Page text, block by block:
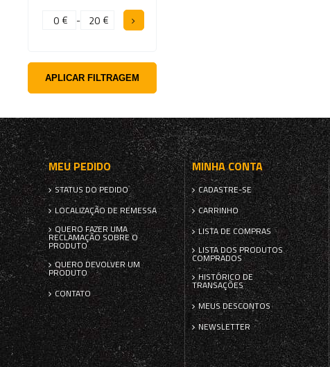
€ - €
APLICAR FILTRAGEM
MEU PEDIDO
STATUS DO PEDIDO
LOCALIZAÇÃO DE REMESSA
QUERO FAZER UMA
RECLAMAÇÃO SOBRE O
PRODUTO
QUERO DEVOLVER UM
PRODUTO
CONTATO
MINHA CONTA
CADASTRE-SE
CARRINHO
LISTA DE COMPRAS
LISTA DOS PRODUTOS
COMPRADOS
HISTÓRICO DE
TRANSAÇÕES
MEUS DESCONTOS
NEWSLETTER